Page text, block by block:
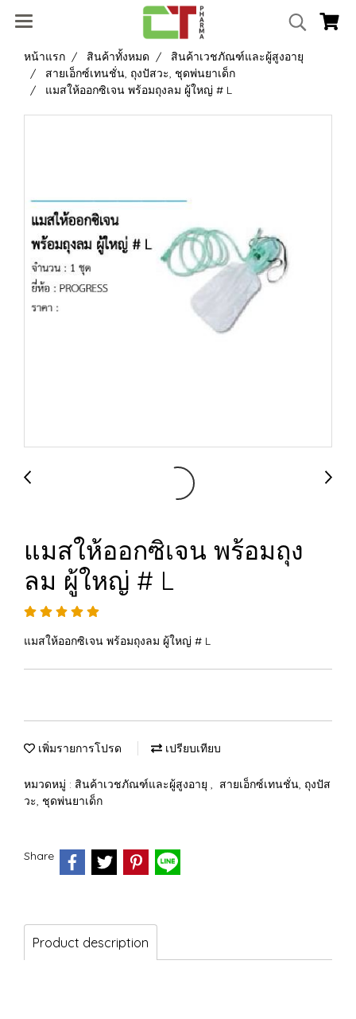
หน้าแรก สินค้าทั้งหมด
สินค้าเวชภัณฑ์และผู้สูงอายุ
สายเอ็กซ์เทนชั่น, ถุงปัสวะ, ชุดพ่นยาเด็ก
แมสให้ออกซิเจน พร้อมถุงลม ผู้ใหญ่ # L
แมสให้ออกซิเจน พร้อมถุง
ลม ผู้ใหญ่ # L
แมสให้ออกซิเจน พร้อมถุงลม ผู้ใหญ่ # L
เพิ่มรายการโปรด เปรียบเทียบ
หมวดหมู่ : สินค้าเวชภัณฑ์และผู้สูงอายุ , สายเอ็กซ์เทนชั่น, ถุงปัส
วะ, ชุดพ่นยาเด็ก
Share
Product description